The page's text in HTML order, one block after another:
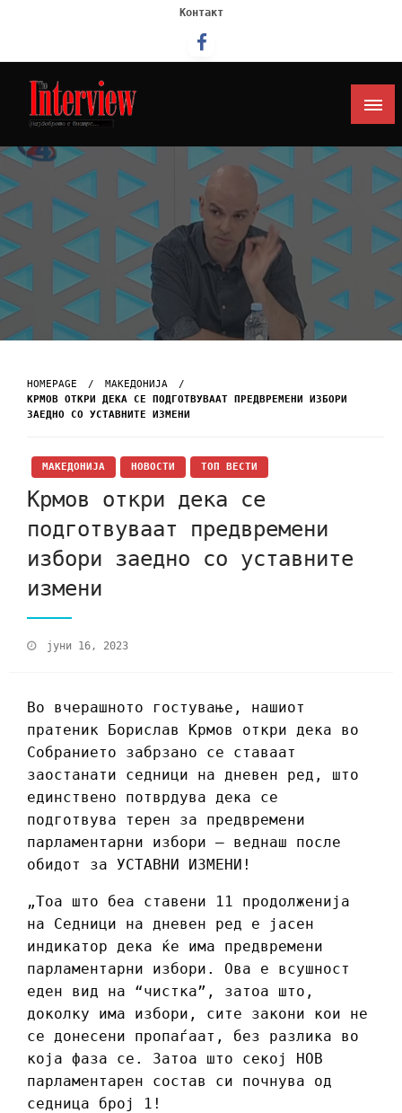
Контакт
Интервју
HOMEPAGE
МАКЕДОНИЈА
КРМОВ ОТКРИ ДЕКА СЕ ПОДГОТВУВААТ ПРЕДВРЕМЕНИ ИЗБОРИ
ЗАЕДНО СО УСТАВНИТЕ ИЗМЕНИ
МАКЕДОНИЈА НОВОСТИ ТОП ВЕСТИ
Крмов откри дека се
подготвуваат предвремени
избори заедно со уставните
измени
јуни 16, 2023
Во вчерашното гостување, нашиот
пратеник Борислав Крмов откри дека во
Собранието забрзано се ставаат
заостанати седници на дневен ред, што
единствено потврдува дека се
подготвува терен за предвремени
парламентарни избори – веднаш после
обидот за УСТАВНИ ИЗМЕНИ!
„Тоа што беа ставени 11 продолженија
на Седници на дневен ред е јасен
индикатор дека ќе има предвремени
парламентарни избори. Ова е всушност
еден вид на “чистка”, затоа што,
доколку има избори, сите закони кои не
се донесени пропаѓаат, без разлика во
која фаза се. Затоа што секој НОВ
парламентарен состав си почнува од
седница број 1!